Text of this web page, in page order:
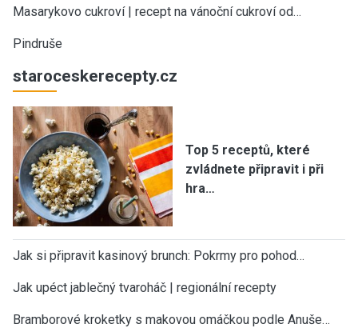
Masarykovo cukroví | recept na vánoční cukroví od…
Pindruše
staroceskerecepty.cz
Top 5 receptů, které
zvládnete připravit i při
hra…
Jak si připravit kasinový brunch: Pokrmy pro pohod…
Jak upéct jablečný tvaroháč | regionální recepty
Bramborové kroketky s makovou omáčkou podle Anuše…